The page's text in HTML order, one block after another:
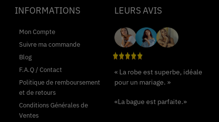
INFORMATIONS
Mon Compte
Suivre ma commande
Blog
F.A.Q / Contact
Politique de remboursement
et de retours
Conditions Générales de
Ventes
LEURS AVIS
« La robe est superbe, idéale
pour un mariage. »
«La bague est parfaite.»